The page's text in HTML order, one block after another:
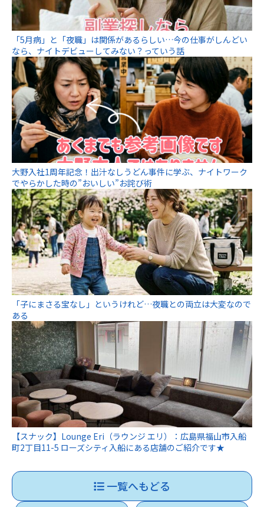
「5月病」と「夜職」は関係があるらしい…今の仕事がしんどい
なら、ナイトデビューしてみない？っていう話
大野入社1周年記念！出汁なしうどん事件に学ぶ、ナイトワーク
でやらかした時の”おいしい”お詫び術
「子にまさる宝なし」というけれど…夜職との両立は大変なので
ある
【スナック】Lounge Eri（ラウンジ エリ）：広島県福山市入船
町2丁目11-5 ローズシティ入船にある店舗のご紹介です★
一覧へもどる